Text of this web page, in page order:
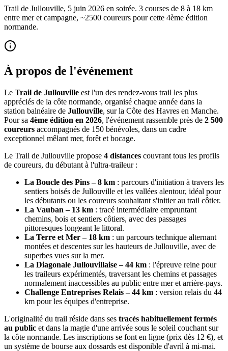
Trail de Jullouville, 5 juin 2026 en soirée. 3 courses de 8 à 18 km
entre mer et campagne, ~2500 coureurs pour cette 4ème édition
normande.
À propos de l'événement
Le Trail de Jullouville est l'un des rendez-vous trail les plus
appréciés de la côte normande, organisé chaque année dans la
station balnéaire de Jullouville, sur la Côte des Havres en Manche.
Pour sa 4ème édition en 2026, l'événement rassemble près de 2 500
coureurs accompagnés de 150 bénévoles, dans un cadre
exceptionnel mêlant mer, forêt et bocage.
Le Trail de Jullouville propose 4 distances couvrant tous les profils
de coureurs, du débutant à l'ultra-traileur :
La Boucle des Pins – 8 km : parcours d'initiation à travers les
sentiers boisés de Jullouville et les vallées alentour, idéal pour
les débutants ou les coureurs souhaitant s'initier au trail côtier.
La Vauban – 13 km : tracé intermédiaire empruntant
chemins, bois et sentiers côtiers, avec des passages
pittoresques longeant le littoral.
La Terre et Mer – 18 km : un parcours technique alternant
montées et descentes sur les hauteurs de Jullouville, avec de
superbes vues sur la mer.
La Diagonale Jullouvillaise – 44 km : l'épreuve reine pour
les traileurs expérimentés, traversant les chemins et passages
normalement inaccessibles au public entre mer et arrière-pays.
Challenge Entreprises Relais – 44 km : version relais du 44
km pour les équipes d'entreprise.
L'originalité du trail réside dans ses tracés habituellement fermés
au public et dans la magie d'une arrivée sous le soleil couchant sur
la côte normande. Les inscriptions se font en ligne (prix dès 12 €), et
un système de bourse aux dossards est disponible d'avril à mi-mai.